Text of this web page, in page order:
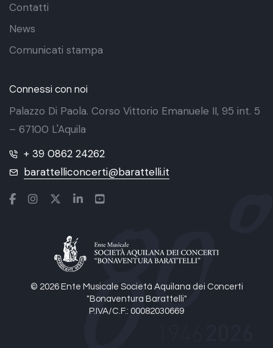
© 2026 Ente Musicale Società Aquilana dei Concerti
"Bonaventura Barattelli"
P.IVA/C.F.: 00082030669
Contatti
News
Comunicati stampa
Connessi con noi
Palazzo Di Paola. Corso Vittorio Emanuele II, 95 int. 5
– 67100 L'Aquila
+ 39 0862 24262
barattelliconcerti@barattelli.it